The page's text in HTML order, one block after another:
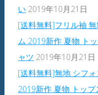
い 2019年10月21日
[送料無料]フリル袖
ム 2019新作 夏物 ト
ャツ 2019年10月21日
[送料無料]無地 シフ
2019新作 夏物 トッ